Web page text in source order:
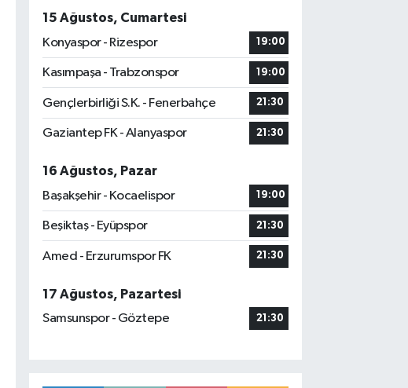
15 Ağustos, Cumartesi
Konyaspor - Rizespor
19:00
Kasımpaşa - Trabzonspor 19:00
Gençlerbirliği S.K. - Fenerbahçe 21:30
Gaziantep FK - Alanyaspor 21:30
16 Ağustos, Pazar
Başakşehir - Kocaelispor
19:00
Beşiktaş - Eyüpspor 21:30
Amed - Erzurumspor FK 21:30
17 Ağustos, Pazartesi
Samsunspor - Göztepe
21:30